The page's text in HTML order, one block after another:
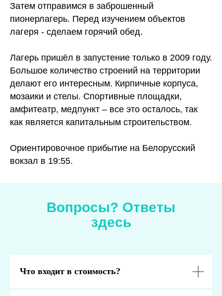
Затем отправимся в заброшенный
пионерлагерь. Перед изучением объектов
лагеря - сделаем горячий обед.
Лагерь пришёл в запустение только в 2009 году.
Большое количество строений на территории
делают его интересным. Кирпичные корпуса,
мозаики и стелы. Спортивные площадки,
амфитеатр, медпункт – все это осталось, так
как является капитальным строительством.
Ориентировочное прибытие на Белорусский
вокзал в 19:55.
Вопросы? Ответы
здесь
Что входит в стоимость?